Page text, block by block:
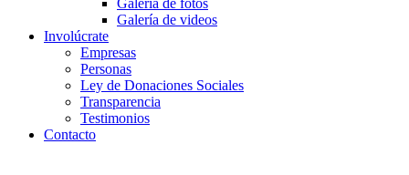
Galería de videos
Involúcrate
Empresas
Personas
Ley de Donaciones Sociales
Transparencia
Testimonios
Contacto